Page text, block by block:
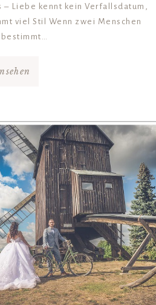
– Liebe kennt kein Verfallsdatum,
viel Stil Wenn zwei Menschen